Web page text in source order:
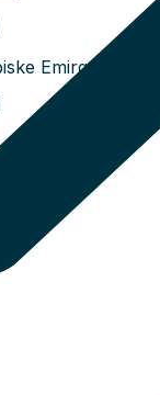
Emirater (Land)